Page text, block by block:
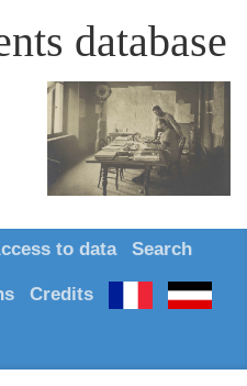
database
to data Search
Credits